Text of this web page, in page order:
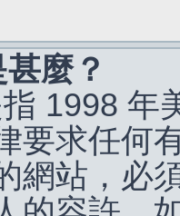
麼？
1998 年
要求任何
網站，必